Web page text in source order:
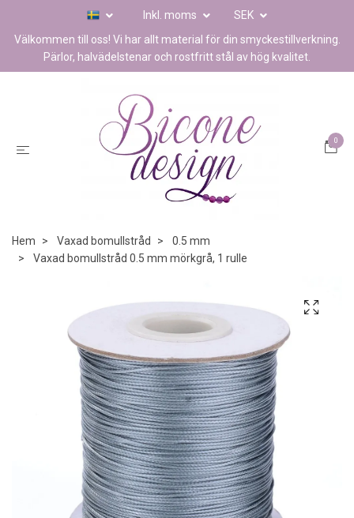
Inkl. moms
SEK
Välkommen till oss! Vi har allt material för din smyckestillverkning.
Pärlor, halvädelstenar och rostfritt stål av hög kvalitet.
0
Hem Vaxad bomullstråd
0.5 mm
Vaxad bomullstråd 0.5 mm mörkgrå, 1 rulle